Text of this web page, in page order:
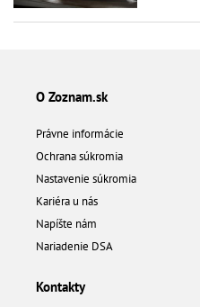
O Zoznam.sk
Právne informácie
Ochrana súkromia
Nastavenie súkromia
Kariéra u nás
Napíšte nám
Nariadenie DSA
Kontakty